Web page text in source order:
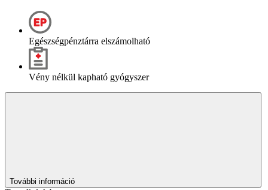
Egészségpénztárra elszámolható
Vény nélkül kapható gyógyszer
További információ